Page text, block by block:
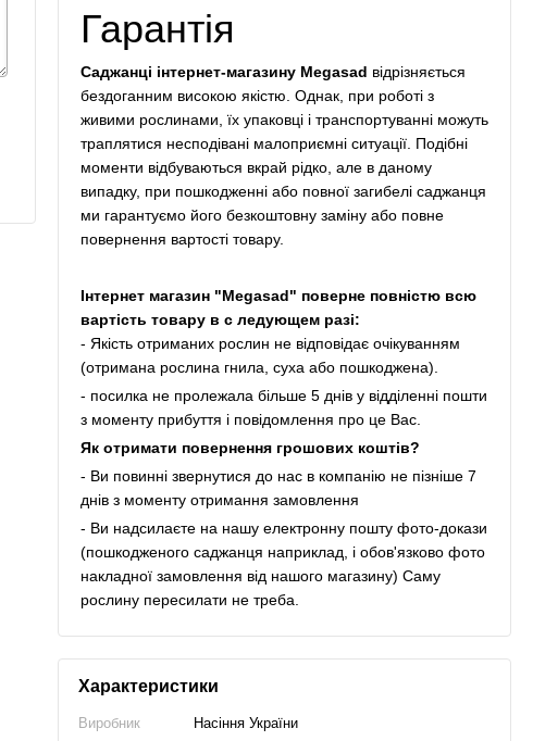
Гарантія
Саджанці інтернет-магазину Megasad відрізняється
бездоганним високою якістю. Однак, при роботі з
живими рослинами, їх упаковці і транспортуванні можуть
траплятися несподівані малоприємні ситуації. Подібні
моменти відбуваються вкрай рідко, але в даному
випадку, при пошкодженні або повної загибелі саджанця
ми гарантуємо його безкоштовну заміну або повне
повернення вартості товару.
Інтернет магазин "Megasad" поверне повністю всю
вартість товару в с ледующем разі:
- Якість отриманих рослин не відповідає очікуванням
(отримана рослина гнила, суха або пошкоджена).
- посилка не пролежала більше 5 днів у відділенні пошти
з моменту прибуття і повідомлення про це Вас.
Як отримати повернення грошових коштів?
- Ви повинні звернутися до нас в компанію не пізніше 7
днів з моменту отримання замовлення
- Ви надсилаєте на нашу електронну пошту фото-докази
(пошкодженого саджанця наприклад, і обов'язково фото
накладної замовлення від нашого магазину) Саму
рослину пересилати не треба.
Характеристики
Виробник
Насіння України